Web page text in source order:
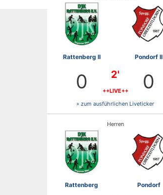
Rattenberg II Pondorf II
0 2'
++LIVE++ 0
» zum ausführlichen Liveticker
Herren
Rattenberg Pondorf